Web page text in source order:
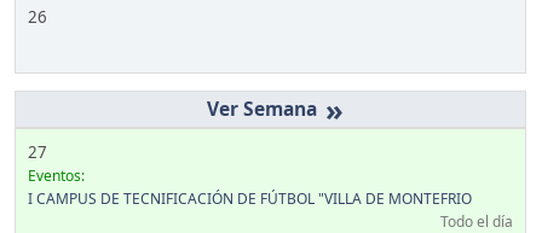
26
»
27
Eventos:
I CAMPUS DE TECNIFICACIÓN DE FÚTBOL "VILLA DE MONTEFRIO
Todo el día